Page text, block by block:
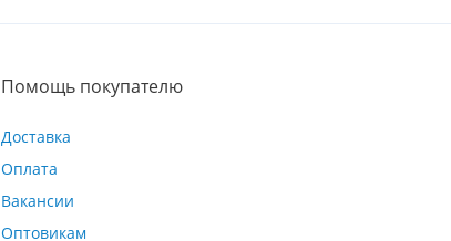
Помощь покупателю
Доставка
Оплата
Вакансии
Оптовикам